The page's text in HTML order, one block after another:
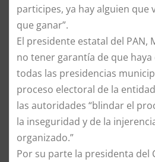
participes, ya hay alguien que
que ganar”.
El presidente estatal del PAN,
no tener garantía de que
todas las presidencias
proceso electoral de la
las autoridades “blindar el
la inseguridad y de la
organizado.”
Por su parte la presidenta del